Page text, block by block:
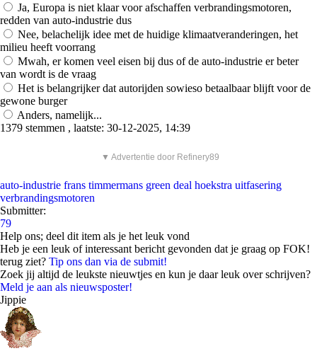
Ja, Europa is niet klaar voor afschaffen verbrandingsmotoren,
redden van auto-industrie dus
Nee, belachelijk idee met de huidige klimaatveranderingen, het
milieu heeft voorrang
Mwah, er komen veel eisen bij dus of de auto-industrie er beter
van wordt is de vraag
Het is belangrijker dat autorijden sowieso betaalbaar blijft voor de
gewone burger
Anders, namelijk...
1379 stemmen , laatste: 30-12-2025, 14:39
▼ Advertentie door Refinery89
auto-industrie frans timmermans green deal hoekstra uitfasering
verbrandingsmotoren
Submitter:
79
Help ons; deel dit item als je het leuk vond
Heb je een leuk of interessant bericht gevonden dat je graag op FOK!
terug ziet? Tip ons dan via de submit!
Zoek jij altijd de leukste nieuwtjes en kun je daar leuk over schrijven?
Meld je aan als nieuwsposter!
Jippie